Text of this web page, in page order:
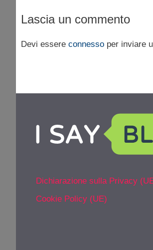
Lascia un commento
Devi essere connesso per inviare
Dichiarazione sulla Privacy
Cookie Policy (UE)